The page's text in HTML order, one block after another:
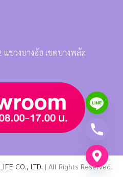
ขวงบางอ้อ เขตบางพลัด
CO., LTD. | All Rights Reserved.